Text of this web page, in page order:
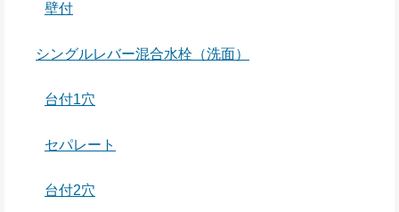
壁付
シングルレバー混合水栓（洗面）
台付1穴
セパレート
台付2穴